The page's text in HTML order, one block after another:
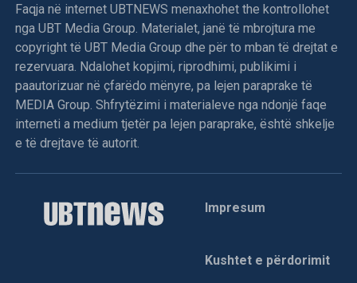
Faqja në internet UBTNEWS menaxhohet the kontrollohet
nga UBT Media Group. Materialet, janë të mbrojtura me
copyright të UBT Media Group dhe për to mban të drejtat e
rezervuara. Ndalohet kopjimi, riprodhimi, publikimi i
paautorizuar në çfarëdo mënyre, pa lejen paraprake të
MEDIA Group. Shfrytëzimi i materialeve nga ndonjë faqe
interneti a medium tjetër pa lejen paraprake, është shkelje
e të drejtave të autorit.
Impresum
Kushtet e përdorimit